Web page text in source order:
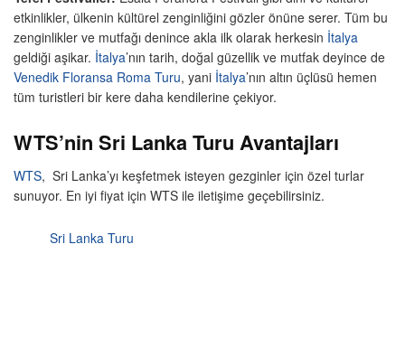
etkinlikler, ülkenin kültürel zenginliğini gözler önüne serer. Tüm bu
zenginlikler ve mutfağı denince akla ilk olarak herkesin İtalya
geldiği aşikar. İtalya’nın tarih, doğal güzellik ve mutfak deyince de
Venedik Floransa Roma Turu, yani İtalya’nın altın üçlüsü hemen
tüm turistleri bir kere daha kendilerine çekiyor.
WTS’nin Sri Lanka Turu Avantajları
WTS, Sri Lanka’yı keşfetmek isteyen gezginler için özel turlar
sunuyor. En iyi fiyat için WTS ile iletişime geçebilirsiniz.
Sri Lanka Turu